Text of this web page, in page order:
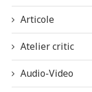
Articole
Atelier critic
Audio-Video